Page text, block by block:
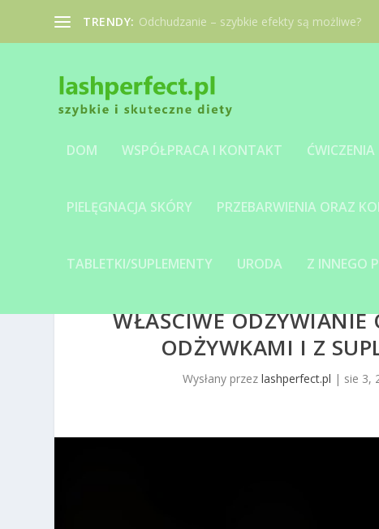
TRENDY: Odchudzanie – szybkie efekty są możliwe?
DOM WSPÓŁPRACA I KONTAKT ĆWICZENIA
PIELĘGNACJA SKÓRY PRZEBARWIENIA ORAZ
TABLETKI/SUPLEMENTY URODA Z INNEGO
WŁAŚCIWE ODŻYWIANIE
ODŻYWKAMI I Z
Wysłany przez lashperfect.pl | sie 3,